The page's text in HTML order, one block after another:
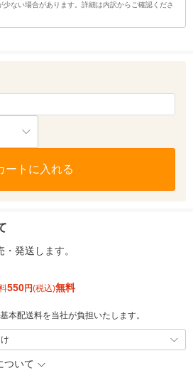
ない場合があります。詳細は内訳からご確認くださ
ートに入れる
・発送します。
550円(税込)無料
本配送料を当社が負担いたします。
ついて